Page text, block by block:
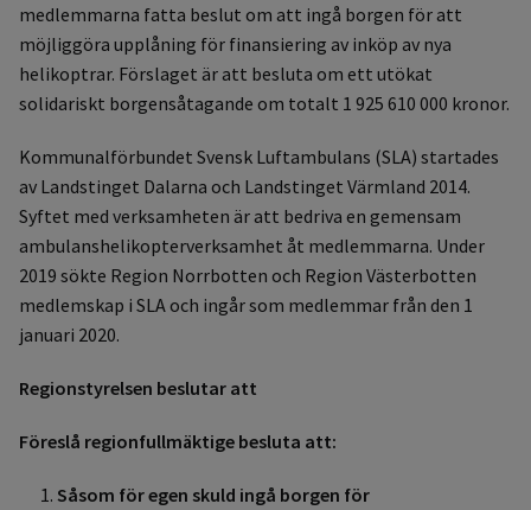
medlemmarna fatta beslut om att ingå borgen för att
möjliggöra upplåning för finansiering av inköp av nya
helikoptrar. Förslaget är att besluta om ett utökat
solidariskt borgensåtagande om totalt 1 925 610 000 kronor.
Kommunalförbundet Svensk Luftambulans (SLA) startades
av Landstinget Dalarna och Landstinget Värmland 2014.
Syftet med verksamheten är att bedriva en gemensam
ambulanshelikopterverksamhet åt medlemmarna. Under
2019 sökte Region Norrbotten och Region Västerbotten
medlemskap i SLA och ingår som medlemmar från den 1
januari 2020.
Regionstyrelsen beslutar att
Föreslå regionfullmäktige besluta att:
Såsom för egen skuld ingå borgen för